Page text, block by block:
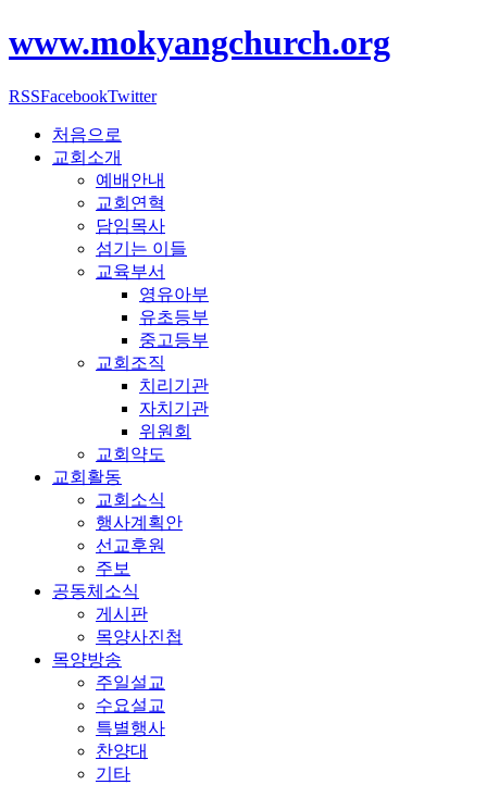
www.mokyangchurch.org
RSSFacebookTwitter
처음으로
교회소개
예배안내
교회연혁
담임목사
섬기는 이들
교육부서
영유아부
유초등부
중고등부
교회조직
치리기관
자치기관
위원회
교회약도
교회활동
교회소식
행사계획안
선교후원
주보
공동체소식
게시판
목양사진첩
목양방송
주일설교
수요설교
특별행사
찬양대
기타